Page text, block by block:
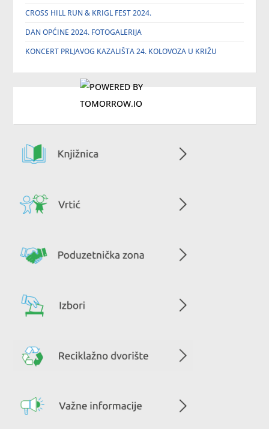
CROSS HILL RUN & KRIGL FEST 2024.
DAN OPĆINE 2024. FOTOGALERIJA
KONCERT PRLJAVOG KAZALIŠTA 24. KOLOVOZA U KRIŽU